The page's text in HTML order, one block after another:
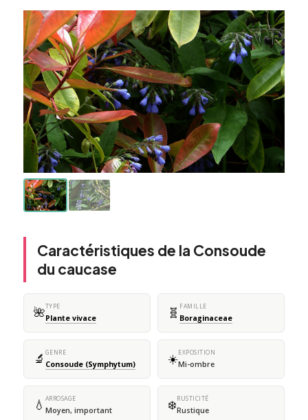
Caractéristiques de la Consoude
du caucase
🌺TYPE
Plante vivace 🧬 FAMILLE
Boraginaceae
🔬 GENRE
Consoude (Symphytum) ☀️EXPOSITION
Mi-ombre
💧 ARROSAGE
Moyen, important ❄️RUSTICITÉ
Rustique